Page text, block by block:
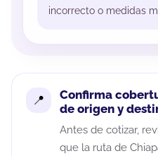
incorrecto o medidas
Confirma
de origen y
Antes de cotizar,
que la ruta de